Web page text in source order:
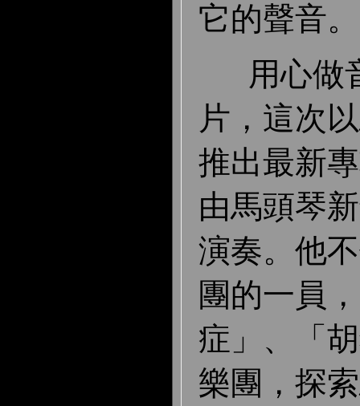
它的聲音。
用心做
片，這次
推出最新
由馬頭琴
演奏。他
團的一員
症」、「
樂團，探